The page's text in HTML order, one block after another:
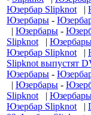
Юзербар Slipknot |
Юзербары -
| Юзербары -
Slipknot |
Юзербар Slipknot |
Slipknot выпустят
Юзербары -
| Юзербары -
Slipknot |
Юзербар Slipknot |